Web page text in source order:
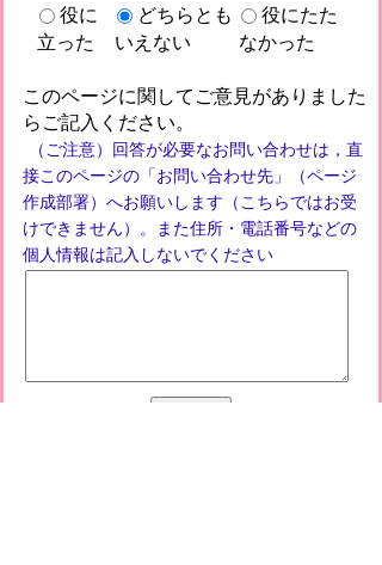
役に
立った
どちらとも
いえない
役にたた
なかった
このページに関してご意見がありました
らご記入ください。
（ご注意）回答が必要なお問い合わせは，直
接このページの「お問い合わせ先」（ページ
作成部署）へお願いします（こちらではお受
けできません）。また住所・電話番号などの
個人情報は記入しないでください